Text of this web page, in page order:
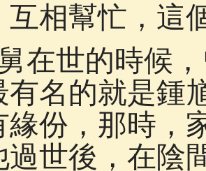
互相幫忙，這
在世的時候
有名的就是鍾
緣份，那時，
過世後，在陰